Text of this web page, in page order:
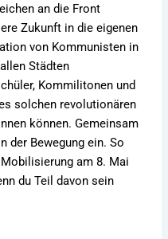
an die Front
Zukunft in die eigenen
von Kommunisten in
Städten
Kommilitonen und
solchen revolutionären
können. Gemeinsam
der Bewegung ein. So
am 8. Mai
du Teil davon sein